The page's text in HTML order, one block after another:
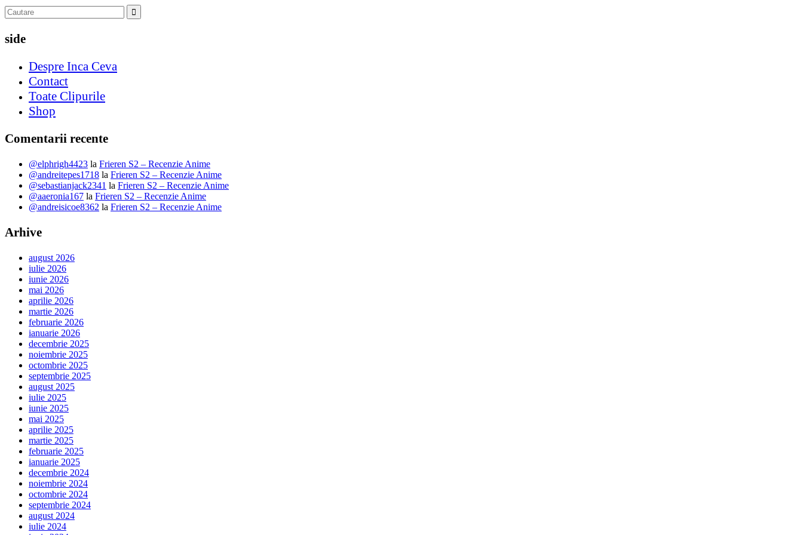
side
Despre Inca Ceva
Contact
Toate Clipurile
Shop
Comentarii recente
@elphrigh4423 la Frieren S2 – Recenzie Anime
@andreitepes1718 la Frieren S2 – Recenzie Anime
@sebastianjack2341 la Frieren S2 – Recenzie Anime
@aaeronia167 la Frieren S2 – Recenzie Anime
@andreisicoe8362 la Frieren S2 – Recenzie Anime
Arhive
august 2026
iulie 2026
iunie 2026
mai 2026
aprilie 2026
martie 2026
februarie 2026
ianuarie 2026
decembrie 2025
noiembrie 2025
octombrie 2025
septembrie 2025
august 2025
iulie 2025
iunie 2025
mai 2025
aprilie 2025
martie 2025
februarie 2025
ianuarie 2025
decembrie 2024
noiembrie 2024
octombrie 2024
septembrie 2024
august 2024
iulie 2024